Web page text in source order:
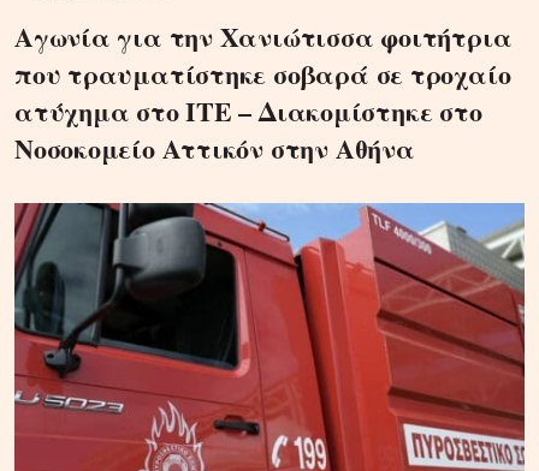
Αγωνία για την Χανιώτισσα φοιτήτρια
που τραυματίστηκε σοβαρά σε τροχαίο
ατύχημα στο ΙΤΕ – Διακομίστηκε στο
Νοσοκομείο Αττικόν στην Αθήνα